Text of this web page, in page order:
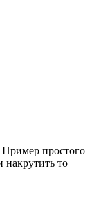
Пример простого
накрутить то